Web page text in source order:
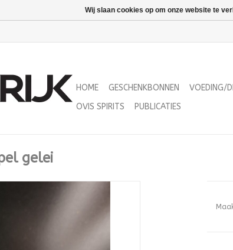
HOME GESCHENKBONNEN VOEDING/
OVIS SPIRITS
PUBLICATIES
gelei
Wij slaan cookies op om onze website te